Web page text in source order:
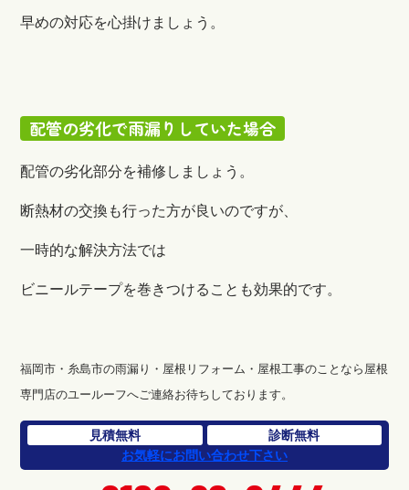
早めの対応を心掛けましょう。
配管の劣化で雨漏りしていた場合
配管の劣化部分を補修しましょう。
断熱材の交換も行った方が良いのですが、
一時的な解決方法では
ビニールテープを巻きつけることも効果的です。
福岡市・糸島市の雨漏り・屋根リフォーム・屋根工事のことなら屋根
専門店のユールーフへご連絡お待ちしております。
見積無料
診断無料
お気軽にお問い合わせ下さい